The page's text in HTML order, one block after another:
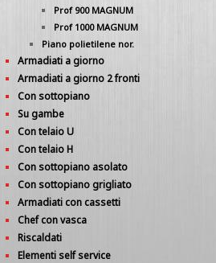
Prof 900 MAGNUM
Prof 1000 MAGNUM
Piano polietilene nor.
Armadiati a giorno
Armadiati a giorno 2 fronti
Con sottopiano
Su gambe
Con telaio U
Con telaio H
Con sottopiano asolato
Con sottopiano grigliato
Armadiati con cassetti
Chef con vasca
Riscaldati
Elementi self service